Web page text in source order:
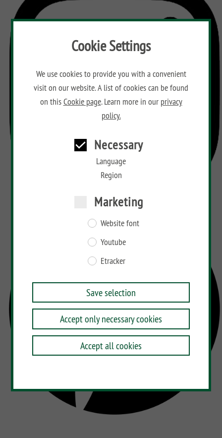
Cookie Settings
We use cookies to provide you with a convenient
visit on our website. A list of cookies can be found
on thisCookie page. Learn more in our privacy
policy.
Necessary
Language
Region
Marketing
Website font
Youtube
Etracker
Save selection
Accept only necessary cookies
Accept all cookies
Fence
RAJA
RAJA
Hardwood
WPC
Floor
Planks
Hardwood
Playgrounds
Händlersuche
Händlersuche
Aufbauanleitungen
Kataloge